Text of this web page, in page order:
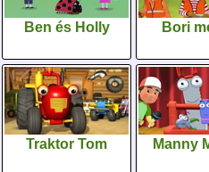
Ben és Holly Bori
Traktor Tom Manny